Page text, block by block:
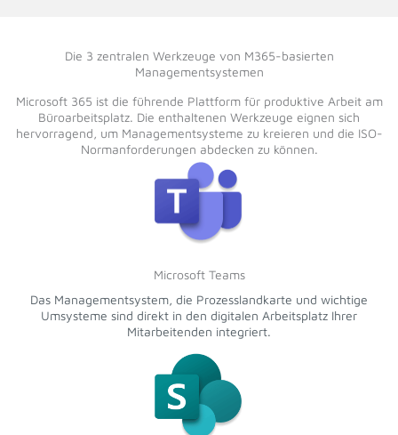
Die 3 zentralen Werkzeuge von M365-basierten
Managementsystemen
Microsoft 365 ist die führende Plattform für produktive Arbeit am
Büroarbeitsplatz. Die enthaltenen Werkzeuge eignen sich
hervorragend, um Managementsysteme zu kreieren und die ISO-
Normanforderungen abdecken zu können.
Microsoft Teams
Das Managementsystem, die Prozesslandkarte und wichtige
Umsysteme sind direkt in den digitalen Arbeitsplatz Ihrer
Mitarbeitenden integriert.